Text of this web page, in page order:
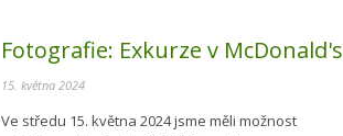
Fotografie: Exkurze v McDonald's
15. května 2024
Ve středu 15. května 2024 jsme měli možnost